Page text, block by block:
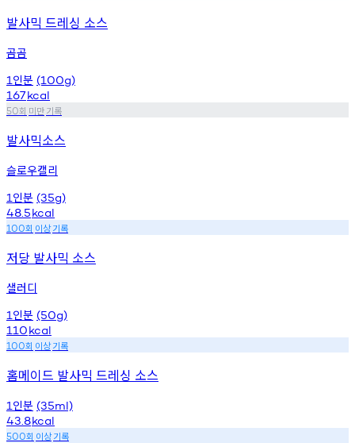
발사믹 드레싱 소스
곰곰
1 인분 (100g)
167kcal
50회 미만기록
발사믹소스
슬로우캘리
1 인분 (35g)
48.5kcal
100회 이상기록
저당 발사믹 소스
샐러디
1 인분 (50g)
110kcal
100회 이상기록
홈메이드 발사믹 드레싱 소스
1 인분 (35ml)
43.8kcal
500회 이상기록